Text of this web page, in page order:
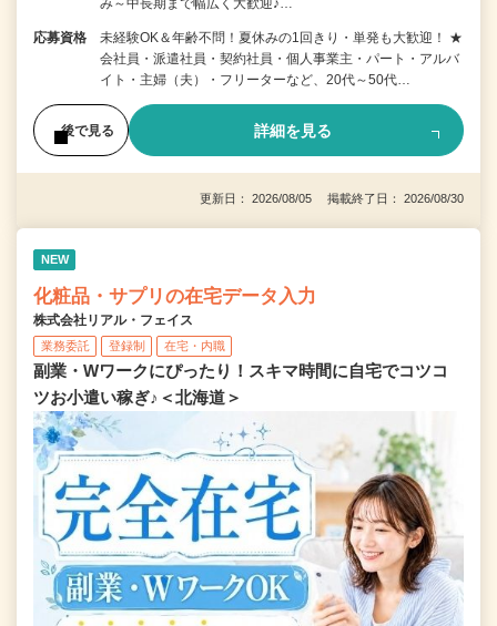
み～中長期まで幅広く大歓迎♪…
応募資格
未経験OK＆年齢不問！夏休みの1回きり・単発も大歓迎！ ★
会社員・派遣社員・契約社員・個人事業主・パート・アルバ
イト・主婦（夫）・フリーターなど、20代～50代…
後で見る 詳細を見る
更新日： 2026/08/05 掲載終了日： 2026/08/30
NEW
化粧品・サプリの在宅データ入力
株式会社リアル・フェイス
業務委託 登録制 在宅・内職
副業・Wワークにぴったり！スキマ時間に自宅でコツコ
ツお小遣い稼ぎ♪＜北海道＞